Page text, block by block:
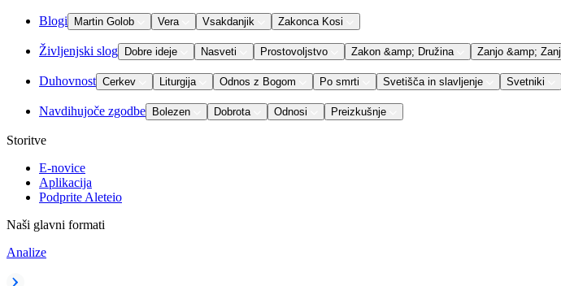
Blogi Martin Golob Vera Vsakdanjik Zakonca Kosi
Življenjski slog Dobre ideje Nasveti Prostovoljstvo Zakon &amp; Družina Zanjo &amp; Zanj
Duhovnost Cerkev Liturgija Odnos z Bogom Po smrti Svetišča in slavljenje Svetniki
Navdihujoče zgodbe Bolezen Dobrota Odnosi Preizkušnje
Storitve
E-novice
Aplikacija
Podprite Aleteio
Naši glavni formati
Analize